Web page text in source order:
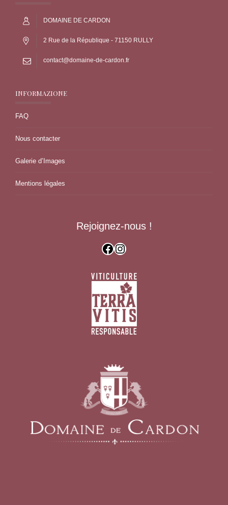
DOMAINE DE CARDON
2 Rue de la République - 71150 RULLY
contact@domaine-de-cardon.fr
INFORMAZIONE
FAQ
Nous contacter
Galerie d’Images
Mentions légales
Rejoignez-nous !
Facebook Instagram